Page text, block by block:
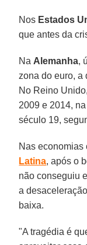
Nos Estados
que antes da
Na Alemanha,
zona do euro, a
No Reino
2009 e 2014,
século 19,
Nas
Latina, após o
não conseguiu
a
baixa.
"A tragédia é